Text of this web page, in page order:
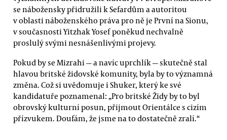
se nábožensky přidružili k Sefardům a autoritou
v oblasti náboženského práva pro ně je První na Sionu,
v současnosti Yitzhak Yosef poněkud nechvalně
proslulý svými nesnášenlivými projevy.
Pokud by se Mizrahi — a navíc uprchlík — skutečně stal
hlavou britské židovské komunity, byla by to významná
změna. Což si uvědomuje i Shuker, který ke své
kandidatuře poznamenal: „Pro britské Židy by to byl
obrovský kulturní posun, přijmout Orientálce s cizím
přízvukem. Doufám, že jsme na to dostatečně zralí.“